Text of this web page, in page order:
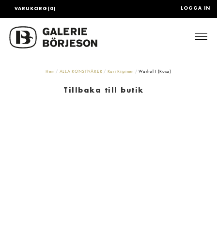
LOGGA IN
VARUKORG(0)
Hem ALLA KONSTNÄRER Kari Riipinen Warhol I (Rosa)
Tillbaka till butik